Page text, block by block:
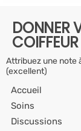
DONNER
COIFFEUR
Attribuez une note
(excellent)
Accueil
Soins
Discussions